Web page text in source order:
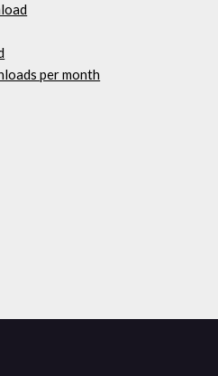
per month